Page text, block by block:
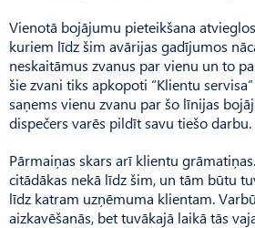
Vienotā bojājumu pieteikšana
kuriem līdz šim avārijas gadījumos
neskaitāmus zvanus par vienu un to
šie zvani tiks apkopoti “Klientu
saņems vienu zvanu par šo līnijas
dispečers varēs pildīt savu tiešo darbu.
Pārmaiņas skars arī klientu
citādākas nekā līdz šim, un tām būtu
līdz katram uzņēmuma klientam.
aizkavēšanās, bet tuvākajā laikā tās